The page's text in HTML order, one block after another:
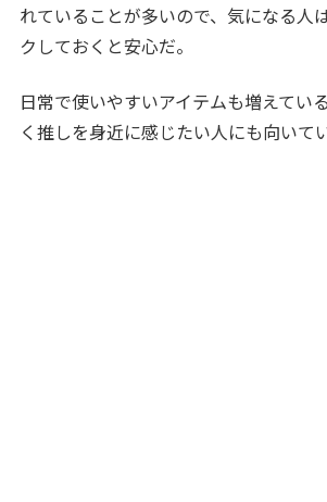
れていることが多いので、気になる人
クしておくと安心だ。
日常で使いやすいアイテムも増えてい
く推しを身近に感じたい人にも向いて